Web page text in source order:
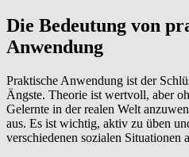
Die Bedeutung von
Anwendung
Praktische Anwendung ist der
Ängste. Theorie ist wertvoll, aber
Gelernte in der realen Welt
aus. Es ist wichtig, aktiv zu üben
verschiedenen sozialen Situationen